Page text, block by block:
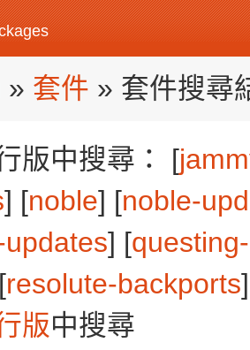
» 套件 » 套件搜尋
版中搜尋： [
] [noble] [noble-
] [
resolute-backports
版中搜尋